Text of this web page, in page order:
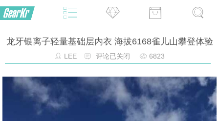
龙牙银离子轻量基础层内衣 海拔6168雀儿山攀登体验
LEE 评论已关闭 6823